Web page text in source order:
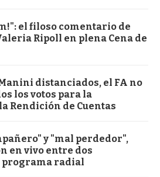
el filoso comentario de
Ripoll en plena Cena de
distanciados, el FA no
los votos para la
Rendición de Cuentas
y "mal perdedor",
en vivo entre dos
radial